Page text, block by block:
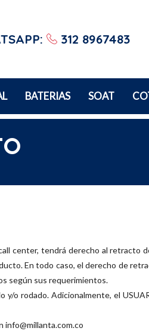
312 8967483
BATERIAS SOAT
center, tendrá derecho al retracto
En todo caso, el derecho de
según sus requerimientos.
o rodado. Adicionalmente, el